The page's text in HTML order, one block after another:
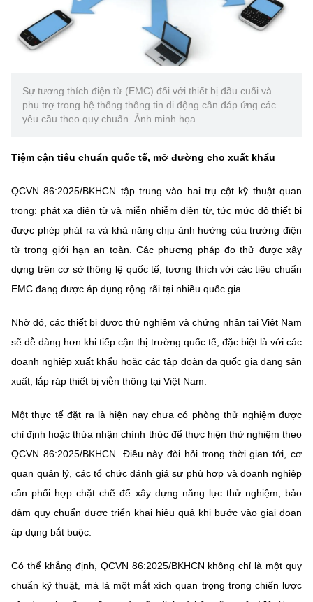
Sự tương thích điện từ (EMC) đối với thiết bị đầu cuối và
phụ trợ trong hệ thống thông tin di động cần đáp ứng các
yêu cầu theo quy chuẩn. Ảnh minh họa
Tiệm cận tiêu chuẩn quốc tế, mở đường cho xuất khẩu
QCVN 86:2025/BKHCN tập trung vào hai trụ cột kỹ thuật quan
trọng: phát xạ điện từ và miễn nhiễm điện từ, tức mức độ thiết bị
được phép phát ra và khả năng chịu ảnh hưởng của trường điện
từ trong giới hạn an toàn. Các phương pháp đo thử được xây
dựng trên cơ sở thông lệ quốc tế, tương thích với các tiêu chuẩn
EMC đang được áp dụng rộng rãi tại nhiều quốc gia.
Nhờ đó, các thiết bị được thử nghiệm và chứng nhận tại Việt Nam
sẽ dễ dàng hơn khi tiếp cận thị trường quốc tế, đặc biệt là với các
doanh nghiệp xuất khẩu hoặc các tập đoàn đa quốc gia đang sản
xuất, lắp ráp thiết bị viễn thông tại Việt Nam.
Một thực tế đặt ra là hiện nay chưa có phòng thử nghiệm được
chỉ định hoặc thừa nhận chính thức để thực hiện thử nghiệm theo
QCVN 86:2025/BKHCN. Điều này đòi hỏi trong thời gian tới, cơ
quan quản lý, các tổ chức đánh giá sự phù hợp và doanh nghiệp
cần phối hợp chặt chẽ để xây dựng năng lực thử nghiệm, bảo
đảm quy chuẩn được triển khai hiệu quả khi bước vào giai đoạn
áp dụng bắt buộc.
Có thể khẳng định, QCVN 86:2025/BKHCN không chỉ là một quy
chuẩn kỹ thuật, mà là một mắt xích quan trọng trong chiến lược